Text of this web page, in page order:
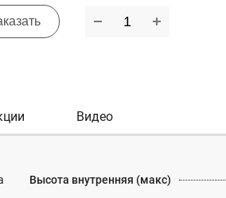
Видео
Высота внутренняя (макс)